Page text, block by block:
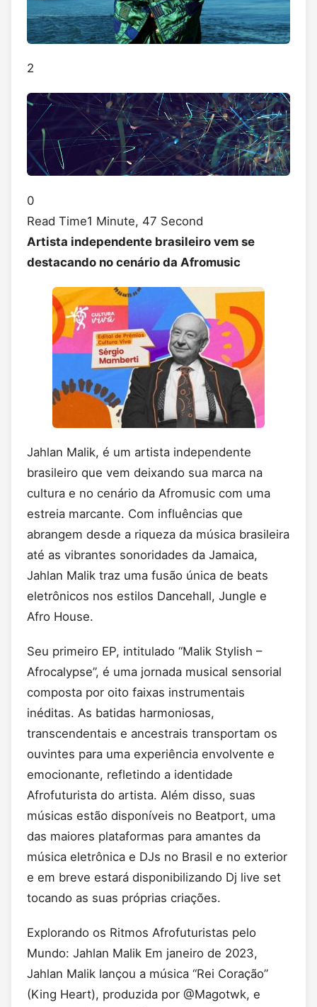
2
0
Read Time1 Minute, 47 Second
Artista independente brasileiro vem se
destacando no cenário da Afromusic
Jahlan Malik, é um artista independente
brasileiro que vem deixando sua marca na
cultura e no cenário da Afromusic com uma
estreia marcante. Com influências que
abrangem desde a riqueza da música brasileira
até as vibrantes sonoridades da Jamaica,
Jahlan Malik traz uma fusão única de beats
eletrônicos nos estilos Dancehall, Jungle e
Afro House.
Seu primeiro EP, intitulado “Malik Stylish –
Afrocalypse”, é uma jornada musical sensorial
composta por oito faixas instrumentais
inéditas. As batidas harmoniosas,
transcendentais e ancestrais transportam os
ouvintes para uma experiência envolvente e
emocionante, refletindo a identidade
Afrofuturista do artista. Além disso, suas
músicas estão disponíveis no Beatport, uma
das maiores plataformas para amantes da
música eletrônica e DJs no Brasil e no exterior
e em breve estará disponibilizando Dj live set
tocando as suas próprias criações.
Explorando os Ritmos Afrofuturistas pelo
Mundo: Jahlan Malik Em janeiro de 2023,
Jahlan Malik lançou a música “Rei Coração”
(King Heart), produzida por @Magotwk, e